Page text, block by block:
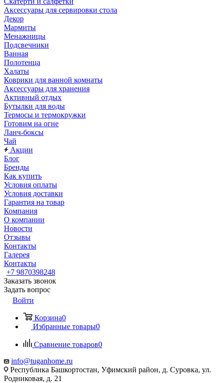
Аксессуары для сервировки стола
Декор
Мармиты
Менажницы
Подсвечники
Ванная
Полотенца
Халаты
Коврики для ванной комнаты
Аксессуары для хранения
Активный отдых
Бутылки для воды
Термосы и термокружки
Готовим на огне
Ланч-боксы
Чай
Акции
Блог
Бренды
Как купить
Условия оплаты
Условия доставки
Гарантия на товар
Компания
О компании
Новости
Отзывы
Контакты
Галерея
Контакты
+7 9870398248
Заказать звонок
Задать вопрос
Войти
Корзина0
Избранные товары0
Сравнение товаров0
info@tuganhome.ru
Республика Башкортостан, Уфимский район, д. Суровка, ул.
Родниковая, д. 21